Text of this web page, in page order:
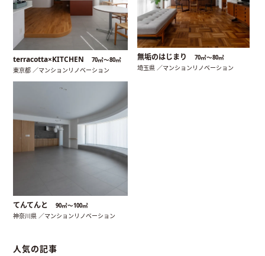
terracotta×KITCHEN 70㎡〜80㎡
東京都 ／マンションリノベーション
無垢のはじまり 70㎡〜80㎡
埼玉県 ／マンションリノベーション
てんてんと 90㎡〜100㎡
神奈川県 ／マンションリノベーション
人気の記事